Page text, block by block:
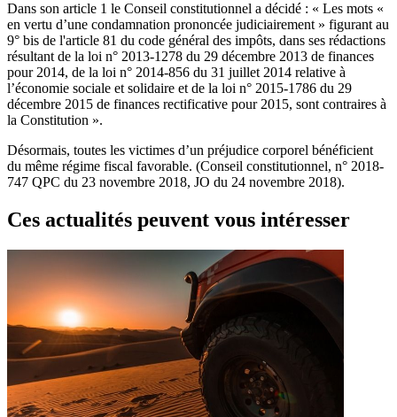
Dans son article 1 le Conseil constitutionnel a décidé : « Les mots «
en vertu d’une condamnation prononcée judiciairement » figurant au
9° bis de l'article 81 du code général des impôts, dans ses rédactions
résultant de la loi n° 2013-1278 du 29 décembre 2013 de finances
pour 2014, de la loi n° 2014-856 du 31 juillet 2014 relative à
l’économie sociale et solidaire et de la loi n° 2015-1786 du 29
décembre 2015 de finances rectificative pour 2015, sont contraires à
la Constitution ».
Désormais, toutes les victimes d’un préjudice corporel bénéficient
du même régime fiscal favorable. (Conseil constitutionnel, n° 2018-
747 QPC du 23 novembre 2018, JO du 24 novembre 2018).
Ces actualités peuvent vous intéresser